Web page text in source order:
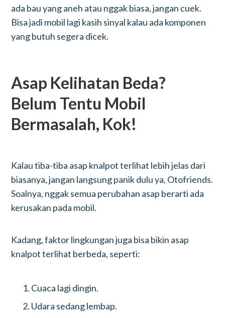
ada bau yang aneh atau nggak biasa, jangan cuek.
Bisa jadi mobil lagi kasih sinyal kalau ada komponen
yang butuh segera dicek.
Asap Kelihatan Beda?
Belum Tentu Mobil
Bermasalah, Kok!
Kalau tiba-tiba asap knalpot terlihat lebih jelas dari
biasanya, jangan langsung panik dulu ya, Otofriends.
Soalnya, nggak semua perubahan asap berarti ada
kerusakan pada mobil.
Kadang, faktor lingkungan juga bisa bikin asap
knalpot terlihat berbeda, seperti:
Cuaca lagi dingin.
Udara sedang lembap.